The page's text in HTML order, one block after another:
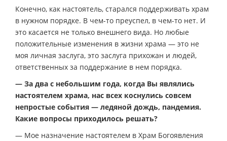
Конечно, как настоятель, старался поддерживать храм
в нужном порядке. В чем-то преуспел, в чем-то нет. И
это касается не только внешнего вида. Но любые
положительные изменения в жизни храма — это не
моя личная заслуга, это заслуга прихожан и людей,
ответственных за поддержание в нем порядка.
— За два с небольшим года, когда Вы являлись
настоятелем храма, нас всех коснулись совсем
непростые события — ледяной дождь, пандемия.
Какие вопросы приходилось решать?
— Мое назначение настоятелем в Храм Богоявления